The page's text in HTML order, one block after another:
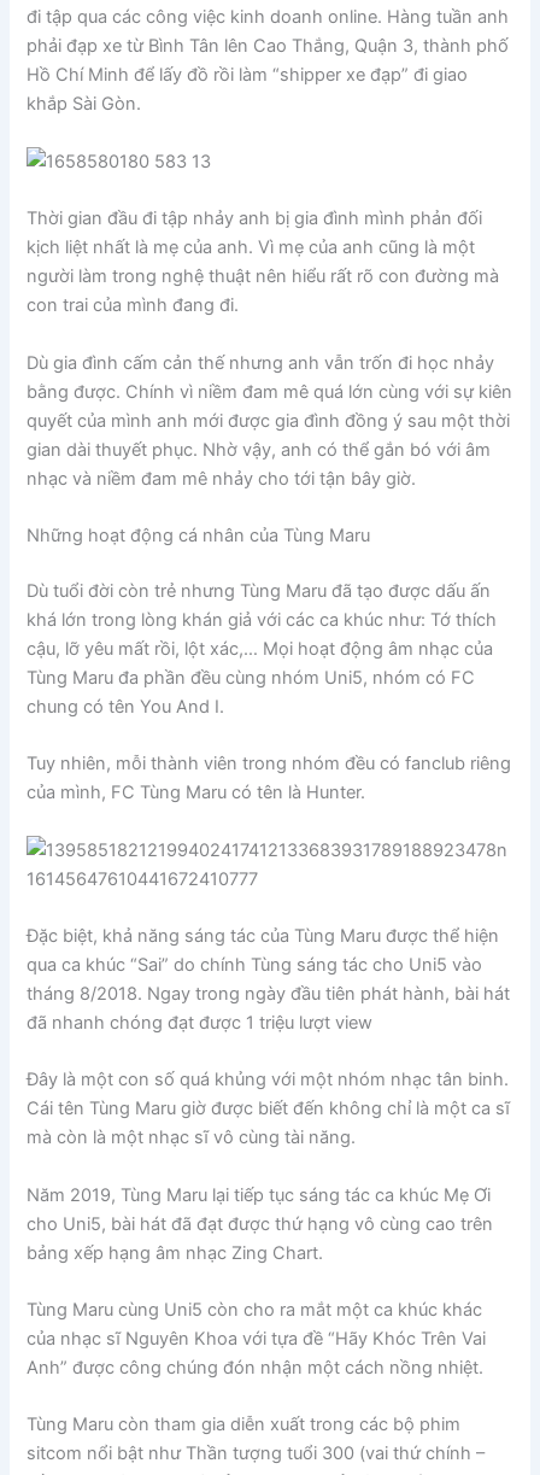
đi tập qua các công việc kinh doanh online. Hàng tuần anh
phải đạp xe từ Bình Tân lên Cao Thắng, Quận 3, thành phố
Hồ Chí Minh để lấy đồ rồi làm “shipper xe đạp” đi giao
khắp Sài Gòn.
Thời gian đầu đi tập nhảy anh bị gia đình mình phản đối
kịch liệt nhất là mẹ của anh. Vì mẹ của anh cũng là một
người làm trong nghệ thuật nên hiểu rất rõ con đường mà
con trai của mình đang đi.
Dù gia đình cấm cản thế nhưng anh vẫn trốn đi học nhảy
bằng được. Chính vì niềm đam mê quá lớn cùng với sự kiên
quyết của mình anh mới được gia đình đồng ý sau một thời
gian dài thuyết phục. Nhờ vậy, anh có thể gắn bó với âm
nhạc và niềm đam mê nhảy cho tới tận bây giờ.
Những hoạt động cá nhân của Tùng Maru
Dù tuổi đời còn trẻ nhưng Tùng Maru đã tạo được dấu ấn
khá lớn trong lòng khán giả với các ca khúc như: Tớ thích
cậu, lỡ yêu mất rồi, lột xác,… Mọi hoạt động âm nhạc của
Tùng Maru đa phần đều cùng nhóm Uni5, nhóm có FC
chung có tên You And I.
Tuy nhiên, mỗi thành viên trong nhóm đều có fanclub riêng
của mình, FC Tùng Maru có tên là Hunter.
Đặc biệt, khả năng sáng tác của Tùng Maru được thể hiện
qua ca khúc “Sai” do chính Tùng sáng tác cho Uni5 vào
tháng 8/2018. Ngay trong ngày đầu tiên phát hành, bài hát
đã nhanh chóng đạt được 1 triệu lượt view
Đây là một con số quá khủng với một nhóm nhạc tân binh.
Cái tên Tùng Maru giờ được biết đến không chỉ là một ca sĩ
mà còn là một nhạc sĩ vô cùng tài năng.
Năm 2019, Tùng Maru lại tiếp tục sáng tác ca khúc Mẹ Ơi
cho Uni5, bài hát đã đạt được thứ hạng vô cùng cao trên
bảng xếp hạng âm nhạc Zing Chart.
Tùng Maru cùng Uni5 còn cho ra mắt một ca khúc khác
của nhạc sĩ Nguyên Khoa với tựa đề “Hãy Khóc Trên Vai
Anh” được công chúng đón nhận một cách nồng nhiệt.
Tùng Maru còn tham gia diễn xuất trong các bộ phim
sitcom nổi bật như Thần tượng tuổi 300 (vai thứ chính –